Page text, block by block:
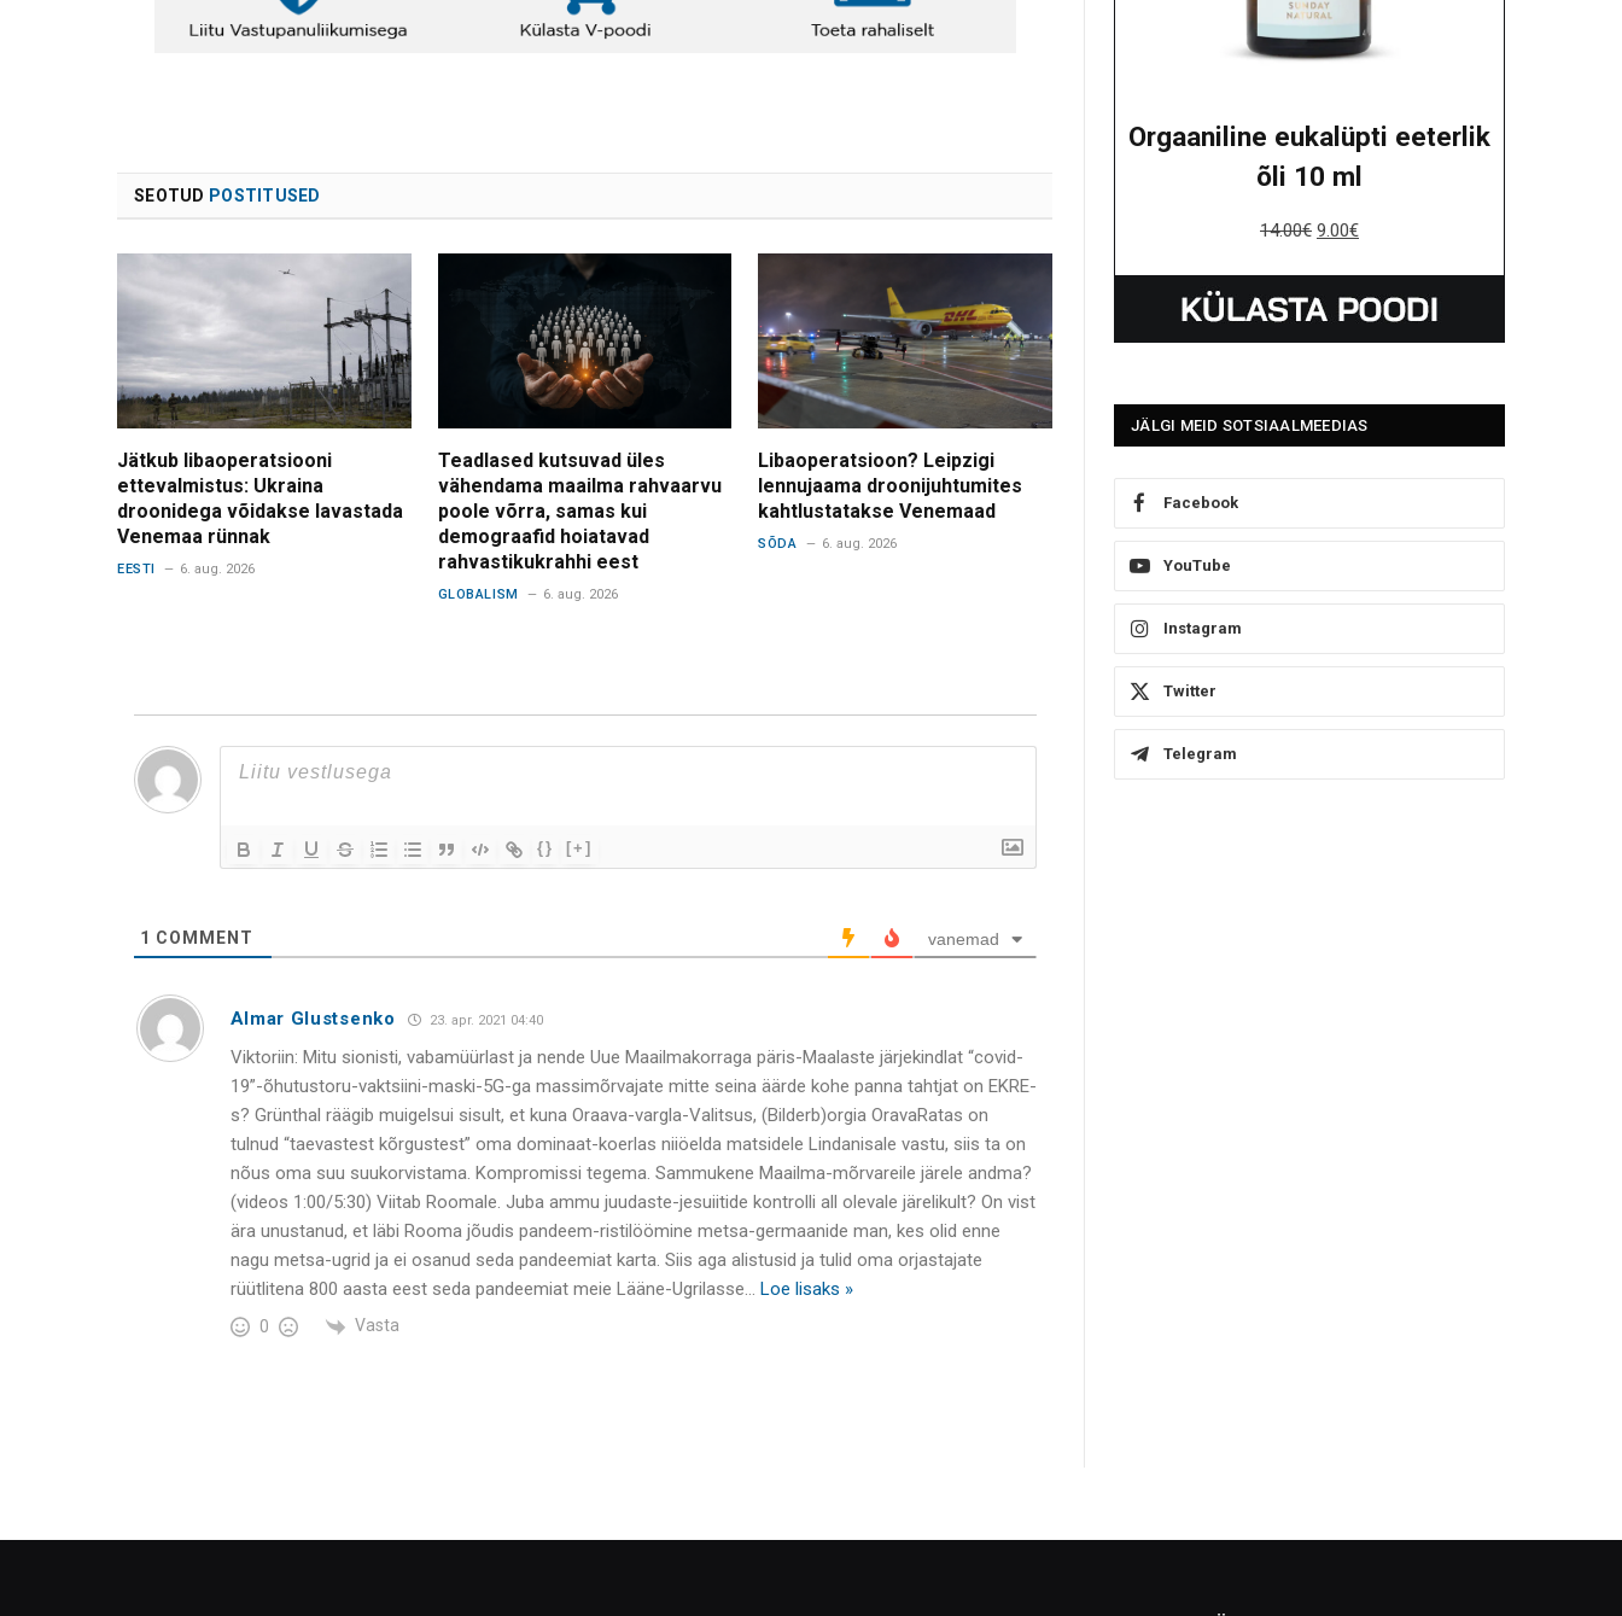
SEOTUD POSTITUSED
Jätkub libaoperatsiooni
ettevalmistus: Ukraina
droonidega võidakse lavastada
Venemaa rünnak
EESTI 6. aug. 2026
Teadlased kutsuvad üles
vähendama maailma rahvaarvu
poole võrra, samas kui
demograafid hoiatavad
rahvastikukrahhi eest
GLOBALISM 6. aug. 2026
Libaoperatsioon? Leipzigi
lennujaama droonijuhtumites
kahtlustatakse Venemaad
SÕDA 6. aug. 2026
{} [+]
1 COMMENT vanemad
Almar Glustsenko 23. apr. 2021 04:40
Viktoriin: Mitu sionisti, vabamüürlast ja nende Uue Maailmakorraga päris-Maalaste järjekindlat “covid-
19”-õhutustoru-vaktsiini-maski-5G-ga massimõrvajate mitte seina äärde kohe panna tahtjat on EKRE-
s? Grünthal räägib muigelsui sisult, et kuna Oraava-vargla-Valitsus, (Bilderb)orgia OravaRatas on
tulnud “taevastest kõrgustest” oma dominaat-koerlas niiöelda matsidele Lindanisale vastu, siis ta on
nõus oma suu suukorvistama. Kompromissi tegema. Sammukene Maailma-mõrvareile järele andma?
(videos 1:00/5:30) Viitab Roomale. Juba ammu juudaste-jesuiitide kontrolli all olevale järelikult? On vist
ära unustanud, et läbi Rooma jõudis pandeem-ristilöömine metsa-germaanide man, kes olid enne
nagu metsa-ugrid ja ei osanud seda pandeemiat karta. Siis aga alistusid ja tulid oma orjastajate
rüütlitena 800 aasta eest seda pandeemiat meie Lääne-Ugrilasse… Loe lisaks »
0 Vasta
Orgaaniline eukalüpti eeterlik
õli 10 ml
14.00€ 9.00€
JÄLGI MEID SOTSIAALMEEDIAS
Facebook
YouTube
Instagram
Twitter
Telegram